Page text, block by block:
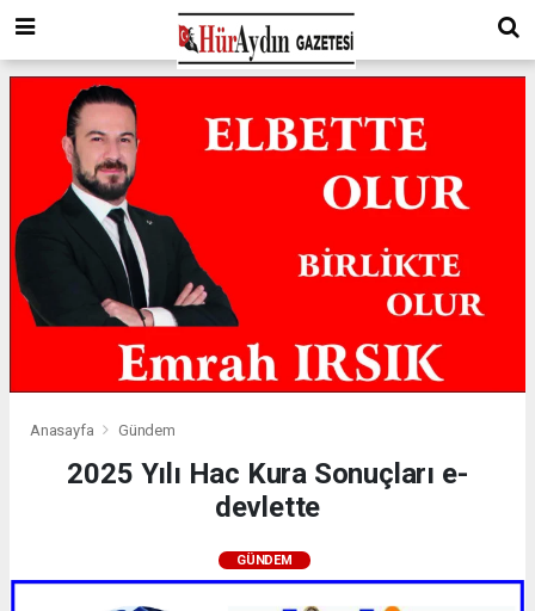
Anasayfa Gündem
2025 Yılı Hac Kura Sonuçları e-
devlette
GÜNDEM